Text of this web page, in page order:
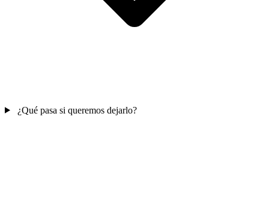
¿Qué pasa si queremos dejarlo?